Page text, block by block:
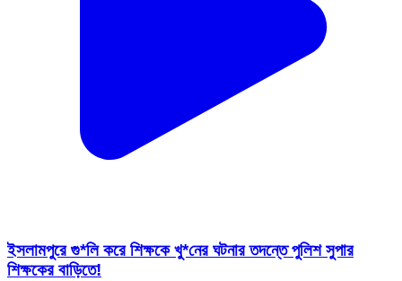
ইসলামপুরে গু*লি করে শিক্ষকে খু*নের ঘটনার তদন্তে পুলিশ সুপার
শিক্ষকের বাড়িতে!